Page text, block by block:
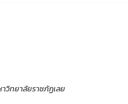
วิทยาลัยราชภัฏเลย